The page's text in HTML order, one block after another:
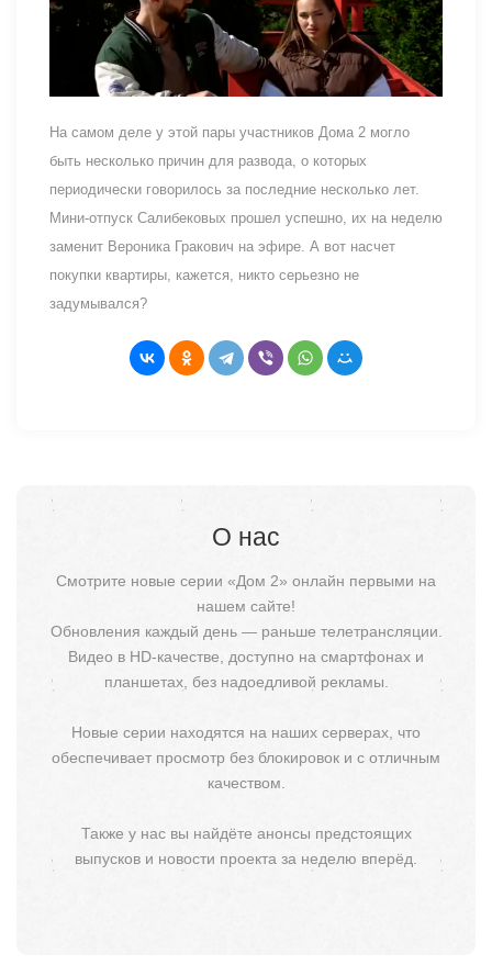
На самом деле у этой пары участников Дома 2 могло
быть несколько причин для развода, о которых
периодически говорилось за последние несколько лет.
Мини-отпуск Салибековых прошел успешно, их на неделю
заменит Вероника Гракович на эфире. А вот насчет
покупки квартиры, кажется, никто серьезно не
задумывался?
О нас
Смотрите новые серии «Дом 2» онлайн первыми на
нашем сайте!
Обновления каждый день — раньше телетрансляции.
Видео в HD-качестве, доступно на смартфонах и
планшетах, без надоедливой рекламы.
Новые серии находятся на наших серверах, что
обеспечивает просмотр без блокировок и с отличным
качеством.
Также у нас вы найдёте анонсы предстоящих
выпусков и новости проекта за неделю вперёд.